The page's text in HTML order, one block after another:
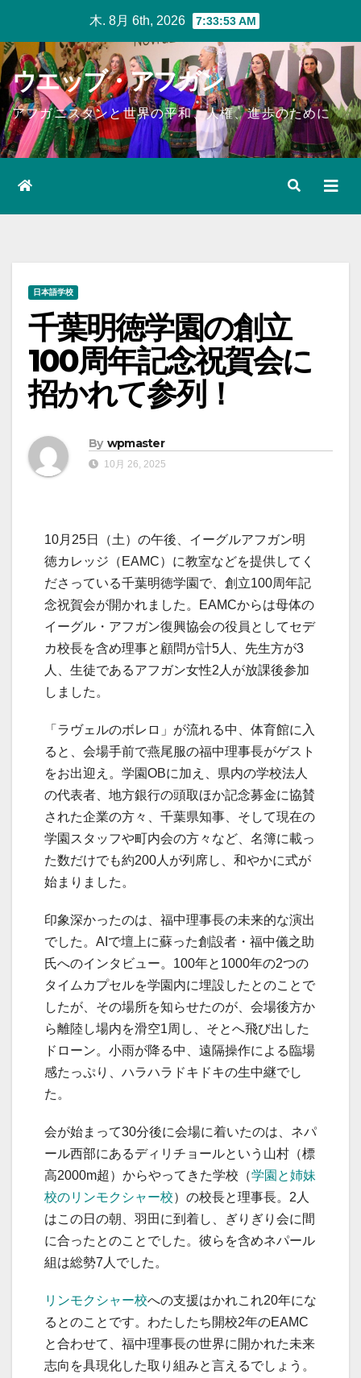
content
木. 8月 6th, 2026 7:33:54 AM
ウエッブ・アフガン
アフガニスタンと世界の平和、人権、進歩のために
日本語学校
千葉明徳学園の創立
100周年記念祝賀会に
招かれて参列！
By wpmaster
10月 26, 2025
10月25日（土）の午後、イーグルアフガン明
徳カレッジ（EAMC）に教室などを提供してく
ださっている千葉明徳学園で、創立100周年記
念祝賀会が開かれました。EAMCからは母体の
イーグル・アフガン復興協会の役員としてセデ
カ校長を含め理事と顧問が計5人、先生方が3
人、生徒であるアフガン女性2人が放課後参加
しました。
「ラヴェルのボレロ」が流れる中、体育館に入
ると、会場手前で燕尾服の福中理事長がゲスト
をお出迎え。学園OBに加え、県内の学校法人
の代表者、地方銀行の頭取ほか記念募金に協賛
された企業の方々、千葉県知事、そして現在の
学園スタッフや町内会の方々など、名簿に載っ
た数だけでも約200人が列席し、和やかに式が
始まりました。
印象深かったのは、福中理事長の未来的な演出
でした。AIで壇上に蘇った創設者・福中儀之助
氏へのインタビュー。100年と1000年の2つの
タイムカプセルを学園内に埋設したとのことで
したが、その場所を知らせたのが、会場後方か
ら離陸し場内を滑空1周し、そとへ飛び出した
ドローン。小雨が降る中、遠隔操作による臨場
感たっぷり、ハラハラドキドキの生中継でし
た。
会が始まって30分後に会場に着いたのは、ネパ
ール西部にあるディリチョールという山村（標
高2000m超）からやってきた学校（学園と姉妹
校のリンモクシャー校）の校長と理事長。2人
はこの日の朝、羽田に到着し、ぎりぎり会に間
に合ったとのことでした。彼らを含めネパール
組は総勢7人でした。
リンモクシャー校への支援はかれこれ20年にな
るとのことです。わたしたち開校2年のEAMC
と合わせて、福中理事長の世界に開かれた未来
志向を具現化した取り組みと言えるでしょう。